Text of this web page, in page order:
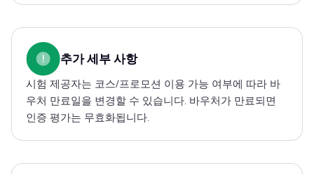
추가 세부 사항
시험 제공자는 코스/프로모션 이용 가능 여부에 따라 바
우처 만료일을 변경할 수 있습니다. 바우처가 만료되면
인증 평가는 무효화됩니다.